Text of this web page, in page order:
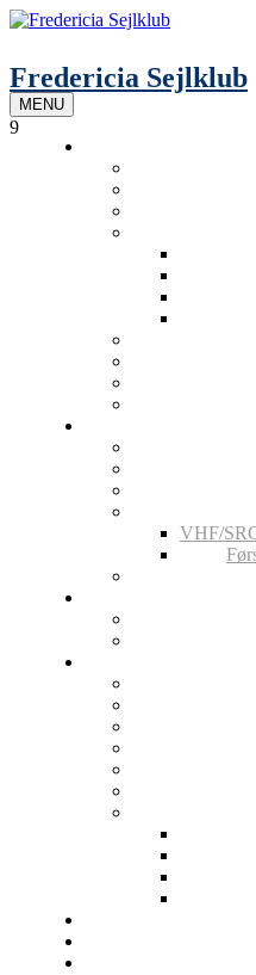
Skip
Fredericia Sejlklub
MENU
VHF/
9